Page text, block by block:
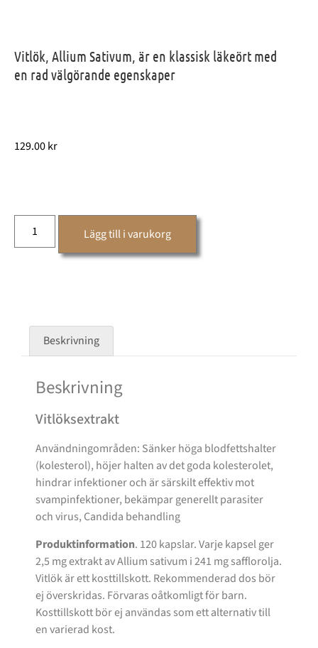
Vitlök, Allium Sativum, är en klassisk läkeört med
en rad välgörande egenskaper
129.00kr
Lägg till i varukorg
Beskrivning
Beskrivning
Vitlöksextrakt
Användningområden: Sänker höga blodfettshalter
(kolesterol), höjer halten av det goda kolesterolet,
hindrar infektioner och är särskilt effektiv mot
svampinfektioner, bekämpar generellt parasiter
och virus, Candida behandling
Produktinformation. 120 kapslar. Varje kapsel ger
2,5 mg extrakt av Allium sativum i 241 mg safflorolja.
Vitlök är ett kosttillskott. Rekommenderad dos bör
ej överskridas. Förvaras oåtkomligt för barn.
Kosttillskott bör ej användas som ett alternativ till
en varierad kost.